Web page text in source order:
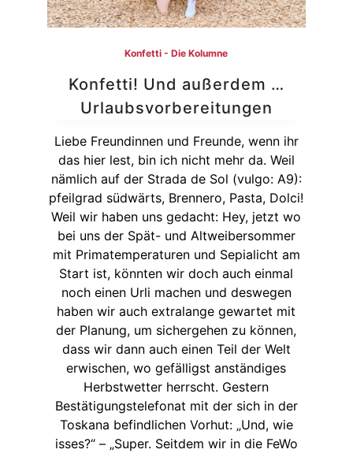
Konfetti - Die Kolumne
Konfetti! Und außerdem …
Urlaubsvorbereitungen
Liebe Freundinnen und Freunde, wenn ihr
das hier lest, bin ich nicht mehr da. Weil
nämlich auf der Strada de Sol (vulgo: A9):
pfeilgrad südwärts, Brennero, Pasta, Dolci!
Weil wir haben uns gedacht: Hey, jetzt wo
bei uns der Spät- und Altweibersommer
mit Primatemperaturen und Sepialicht am
Start ist, könnten wir doch auch einmal
noch einen Urli machen und deswegen
haben wir auch extralange gewartet mit
der Planung, um sichergehen zu können,
dass wir dann auch einen Teil der Welt
erwischen, wo gefälligst anständiges
Herbstwetter herrscht. Gestern
Bestätigungstelefonat mit der sich in der
Toskana befindlichen Vorhut: „Und, wie
isses?“ – „Super. Seitdem wir in die FeWo